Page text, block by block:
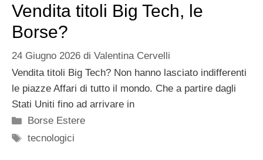
Vendita titoli Big Tech, le
Borse?
24 Giugno 2026 di Valentina Cervelli
Vendita titoli Big Tech? Non hanno lasciato indifferenti
le piazze Affari di tutto il mondo. Che a partire dagli
Stati Uniti fino ad arrivare in
Categorie
Borse Estere
Tag
tecnologici